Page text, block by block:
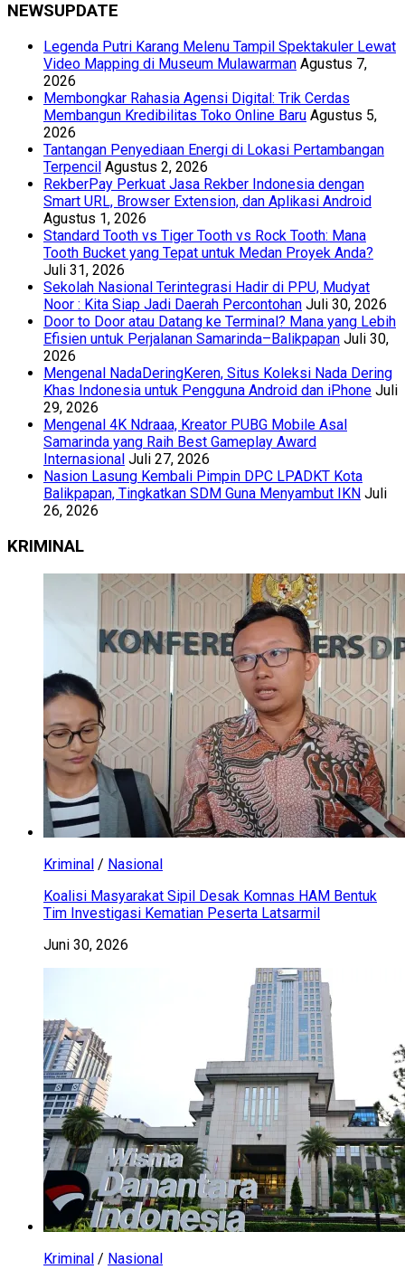
NEWSUPDATE
Legenda Putri Karang Melenu Tampil Spektakuler Lewat
Video Mapping di Museum Mulawarman Agustus 7,
2026
Membongkar Rahasia Agensi Digital: Trik Cerdas
Membangun Kredibilitas Toko Online Baru Agustus 5,
2026
Tantangan Penyediaan Energi di Lokasi Pertambangan
Terpencil Agustus 2, 2026
RekberPay Perkuat Jasa Rekber Indonesia dengan
Smart URL, Browser Extension, dan Aplikasi Android
Agustus 1, 2026
Standard Tooth vs Tiger Tooth vs Rock Tooth: Mana
Tooth Bucket yang Tepat untuk Medan Proyek Anda?
Juli 31, 2026
Sekolah Nasional Terintegrasi Hadir di PPU, Mudyat
Noor : Kita Siap Jadi Daerah Percontohan Juli 30, 2026
Door to Door atau Datang ke Terminal? Mana yang Lebih
Efisien untuk Perjalanan Samarinda–Balikpapan Juli 30,
2026
Mengenal NadaDeringKeren, Situs Koleksi Nada Dering
Khas Indonesia untuk Pengguna Android dan iPhone Juli
29, 2026
Mengenal 4K Ndraaa, Kreator PUBG Mobile Asal
Samarinda yang Raih Best Gameplay Award
Internasional Juli 27, 2026
Nasion Lasung Kembali Pimpin DPC LPADKT Kota
Balikpapan, Tingkatkan SDM Guna Menyambut IKN Juli
26, 2026
KRIMINAL
Kriminal / Nasional
Koalisi Masyarakat Sipil Desak Komnas HAM Bentuk
Tim Investigasi Kematian Peserta Latsarmil
Juni 30, 2026
Kriminal / Nasional